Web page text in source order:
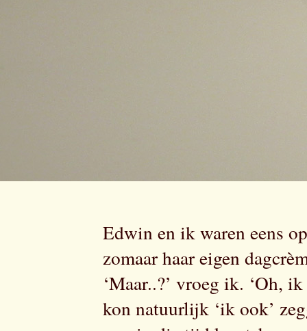
Edwin en ik waren eens
zomaar haar eigen
‘Maar..?’ vroeg ik. ‘Oh,
kon natuurlijk ‘ik ook’